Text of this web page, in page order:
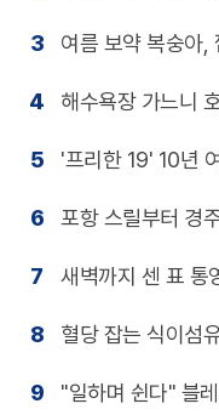
3 여름 보약 복숭아,
4 해수욕장 가느니
5 '프리한 19' 10년
6 포항 스릴부터 경
7 새벽까지 센 표 통
8 혈당 잡는 식이섬
9 "일하며 쉰다" 블